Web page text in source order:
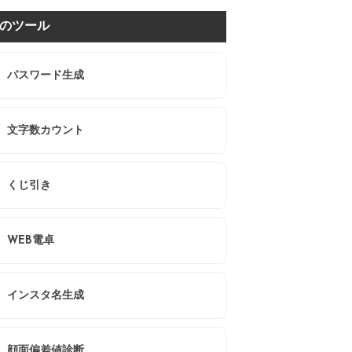
ツール
パスワード生成
文字数カウント
くじ引き
WEB電卓
インスタ名生成